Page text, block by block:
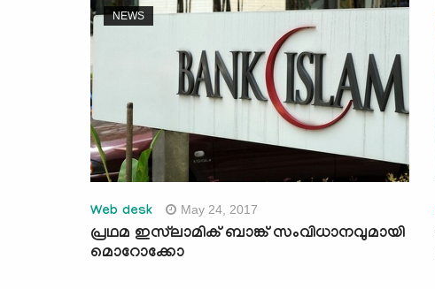
NEWS
Web desk May 24, 2017
പ്രഥമ ഇസ്‌ലാമിക് ബാങ്ക് സംവിധാനവുമായി
മൊറോക്കോ